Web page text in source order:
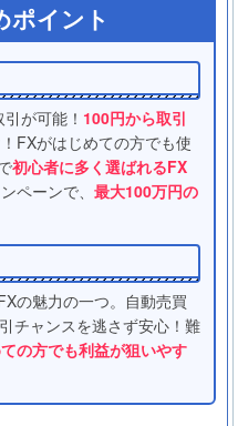
ポイント
が可能！ 100円から取引
FXがはじめての方でも使
初心者に多く選ばれるFX
ペーンで、 最大100万円の
の魅力の一つ。自動売買
チャンスを逃さず安心！難
の方でも利益が狙いやす